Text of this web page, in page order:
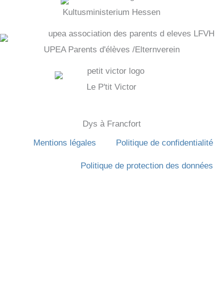
Kultusministerium Hessen
UPEA Parents d'élèves /Elternverein
Le P'tit Victor
Dys à Francfort
Mentions légales
Politique de confidentialité
Politique de protection des données